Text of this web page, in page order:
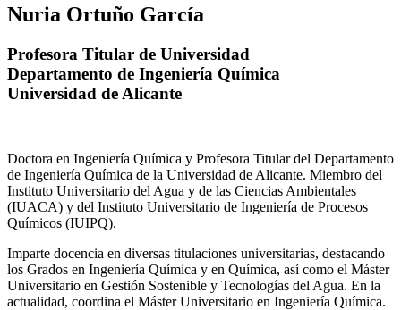
Nuria Ortuño García
Profesora Titular de Universidad
Departamento de Ingeniería Química
Universidad de Alicante
Doctora en Ingeniería Química y Profesora Titular del Departamento
de Ingeniería Química de la Universidad de Alicante. Miembro del
Instituto Universitario del Agua y de las Ciencias Ambientales
(IUACA) y del Instituto Universitario de Ingeniería de Procesos
Químicos (IUIPQ).
Imparte docencia en diversas titulaciones universitarias, destacando
los Grados en Ingeniería Química y en Química, así como el Máster
Universitario en Gestión Sostenible y Tecnologías del Agua. En la
actualidad, coordina el Máster Universitario en Ingeniería Química.